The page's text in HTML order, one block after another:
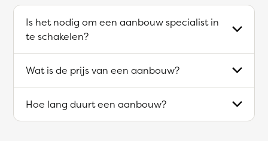
Is het nodig om een aanbouw specialist in
te schakelen?
Wat is de prijs van een aanbouw?
Hoe lang duurt een aanbouw?